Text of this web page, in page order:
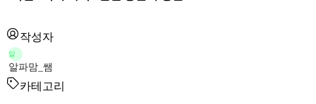
작성자
알
알파맘_쌤
카테고리